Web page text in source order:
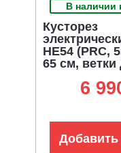
В наличии
Кусторез
HE54 (PRC,
65 см,
6
Добавить